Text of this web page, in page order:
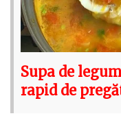
Supa de
rapid de